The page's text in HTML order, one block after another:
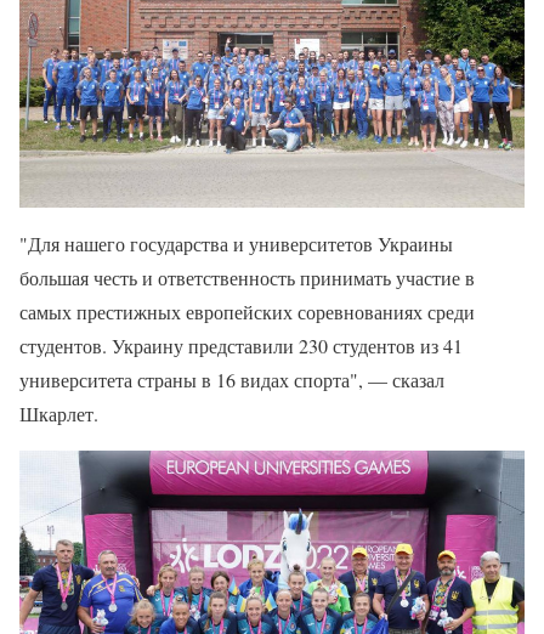
"Для нашего государства и университетов Украины
большая честь и ответственность принимать участие в
самых престижных европейских соревнованиях среди
студентов. Украину представили 230 студентов из 41
университета страны в 16 видах спорта", — сказал
Шкарлет.